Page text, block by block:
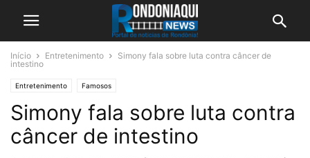
Início Entretenimento
Simony fala sobre luta contra câncer de
intestino
Entretenimento Famosos
Simony fala sobre luta contra
câncer de intestino